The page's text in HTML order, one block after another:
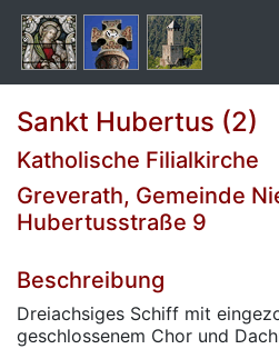
Sankt Hubertus (2)
Katholische Filialkirche
Greverath, Gemeinde
Hubertusstraße 9
Beschreibung
Dreiachsiges Schiff mit
geschlossenem Chor und